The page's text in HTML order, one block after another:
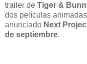
trailer de Tiger &
dos películas
anunciado Next
de septiembre.